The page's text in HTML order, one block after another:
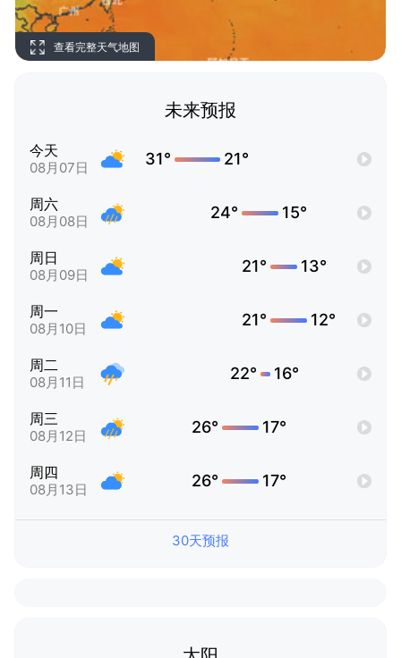
查看完整天气地图
未来预报
今天
08月07日 31° 21°
周六
08月08日 24° 15°
周日
08月09日 21° 13°
周一
08月10日 21° 12°
周二
08月11日 22° 16°
周三
08月12日 26° 17°
周四
08月13日 26° 17°
30天预报